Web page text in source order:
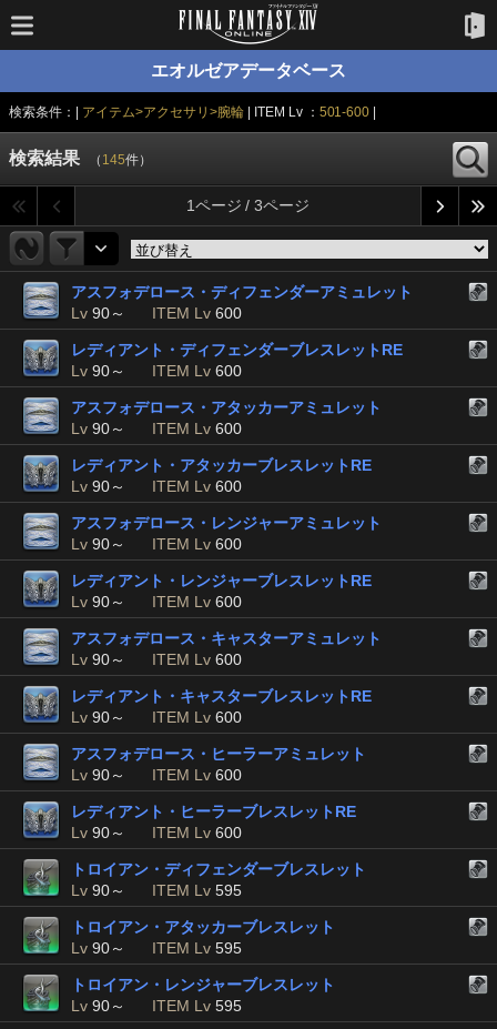
エオルゼアデータベース
検索条件：| アイテム>アクセサリ>腕輪 | ITEM Lv ： 501-600
検索結果 （ 145件）
1ページ / 3ページ
アスフォデロース・ディフェンダーアミュレット
Lv 90～ ITEM Lv 600
レディアント・ディフェンダーブレスレットRE
Lv 90～ ITEM Lv 600
アスフォデロース・アタッカーアミュレット
Lv 90～ ITEM Lv 600
レディアント・アタッカーブレスレットRE
Lv 90～ ITEM Lv 600
アスフォデロース・レンジャーアミュレット
Lv 90～ ITEM Lv 600
レディアント・レンジャーブレスレットRE
Lv 90～ ITEM Lv 600
アスフォデロース・キャスターアミュレット
Lv 90～ ITEM Lv 600
レディアント・キャスターブレスレットRE
Lv 90～ ITEM Lv 600
アスフォデロース・ヒーラーアミュレット
Lv 90～ ITEM Lv 600
レディアント・ヒーラーブレスレットRE
Lv 90～ ITEM Lv 600
トロイアン・ディフェンダーブレスレット
Lv 90～ ITEM Lv 595
トロイアン・アタッカーブレスレット
Lv 90～ ITEM Lv 595
トロイアン・レンジャーブレスレット
Lv 90～ ITEM Lv 595